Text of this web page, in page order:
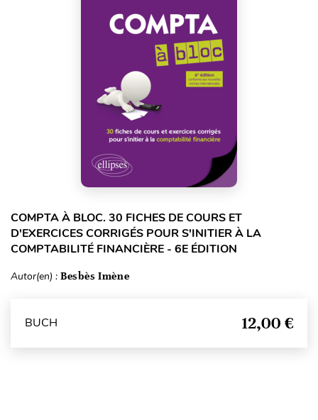
COMPTA À BLOC. 30 FICHES DE COURS ET
D'EXERCICES CORRIGÉS POUR S'INITIER À LA
COMPTABILITÉ FINANCIÈRE - 6E ÉDITION
Autor(en) : Besbès Imène
BUCH 12,00 €